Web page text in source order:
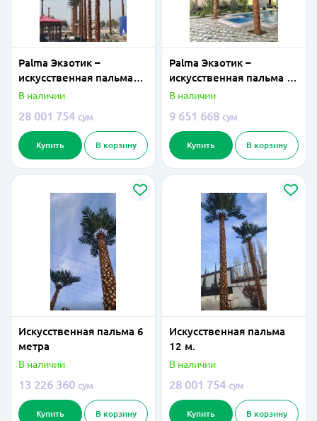
Palma Экзотик –
искусственная пальма
12 метра
В наличии
28 001 754 сум
Купить В корзину
Palma Экзотик –
искусственная пальма 3
метра
В наличии
9 651 668 сум
Купить В корзину
Искусственная пальма 6
метра
В наличии
13 226 360 сум
Купить В корзину
Искусственная пальма
12 м.
В наличии
28 001 754 сум
Купить В корзину